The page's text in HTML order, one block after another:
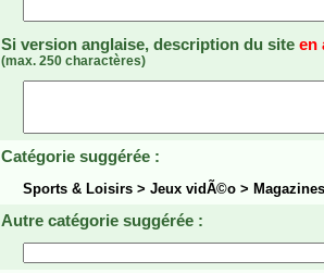
Si version anglaise, description du site en
(max. 250 charactères)
Catégorie suggérée :
Sports & Loisirs > Jeux vidÃ©o >
Autre catégorie suggérée :